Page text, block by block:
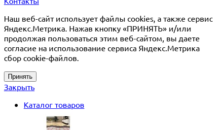
Наш веб-сайт использует файлы cookies, а также сервис
Яндекс.Метрика. Нажав кнопку «ПРИНЯТЬ» и/или
продолжая пользоваться этим веб-сайтом, вы даете
согласие на использование сервиса Яндекс.Метрика
сбор cookie-файлов.
Принять
Закрыть
Каталог товаров